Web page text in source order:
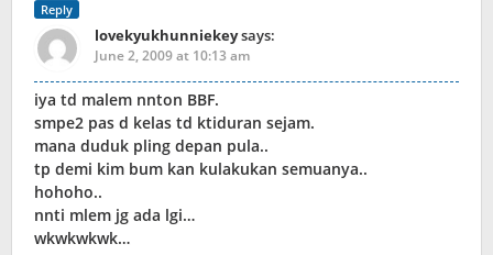
Reply
lovekyukhunniekeysays:
June 2, 2009 at 10:13 am
iya td malem nnton BBF.
smpe2 pas d kelas td ktiduran sejam.
mana duduk pling depan pula..
tp demi kim bum kan kulakukan semuanya..
hohoho..
nnti mlem jg ada lgi…
wkwkwkwk…